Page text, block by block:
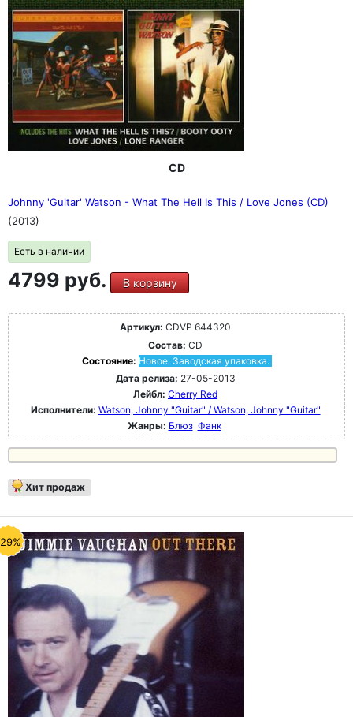
CD
Johnny 'Guitar' Watson - What The Hell Is This / Love Jones (CD)
(2013)
Есть в наличии
4799 руб. В корзину
Артикул: CDVP 644320
Состав: CD
Состояние: Новое. Заводская упаковка.
Дата релиза: 27-05-2013
Лейбл: Cherry Red
Исполнители: Watson, Johnny "Guitar" / Watson, Johnny "Guitar"
Жанры: Блюз Фанк
Хит продаж